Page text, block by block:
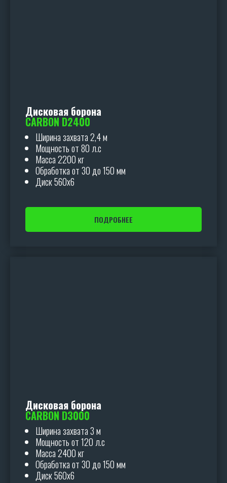
Дисковая борона
CARBON D2400
Ширина захвата 2,4 м
Мощность от 80 л.с
Масса 2200 кг
Обработка от 30 до 150 мм
Диск 560х6
ПОДРОБНЕЕ
Дисковая борона
CARBON D3000
Ширина захвата 3 м
Мощность от 120 л.с
Масса 2400 кг
Обработка от 30 до 150 мм
Диск 560х6